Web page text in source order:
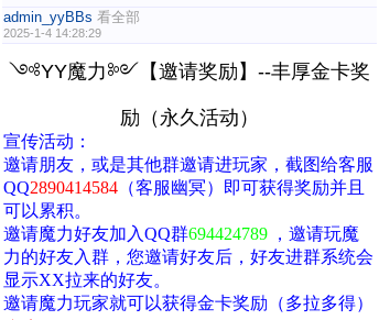
admin_yyBBs 看全部
2025-1-4 14:28:29
༺YY魔力༻【邀请奖励】--丰厚金卡奖
励（永久活动）
宣传活动：
邀请朋友，或是其他群邀请进玩家，截图给客服
QQ2890414584 （客服幽冥）即可获得奖励并且
可以累积。
邀请魔力好友加入QQ群694424789 ，邀请玩魔
力的好友入群，您邀请好友后，好友进群系统会
显示XX拉来的好友。
邀请魔力玩家就可以获得金卡奖励（多拉多得）